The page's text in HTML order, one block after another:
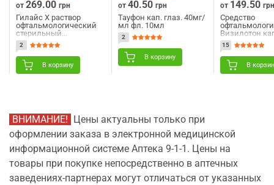
от 269.00 грн
Гилайс Х раствор
офтальмологический
стерильный
увлажняющий с
перекрестно-сшитой
гиалуроновой кислотой
0,4% флакон 10 мл
2
В корзину
от 40.50 грн
Тауфон кап. глаз. 40мг/
мл фл. 10мл
2
В корзину
от 149.50 грн
Средство
Визилотон
глазные
15
В
ВНИМАНИЕ!
Цены актуальны только при
оформлении заказа в электронной медицинской
информационной системе Аптека 9-1-1. Цены на
товары при покупке непосредственно в аптечных
заведениях-партнерах могут отличаться от указанных